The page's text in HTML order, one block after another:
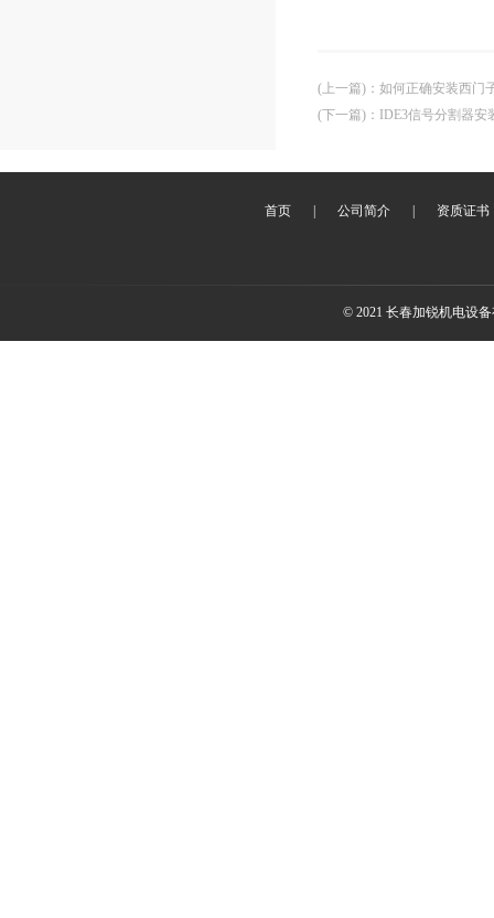
(上一篇) ： 如何正确安装西门
(下一篇) ： IDE3信号分割器安
首页 公司简介 资质证书
© 2021 长春加锐机电设